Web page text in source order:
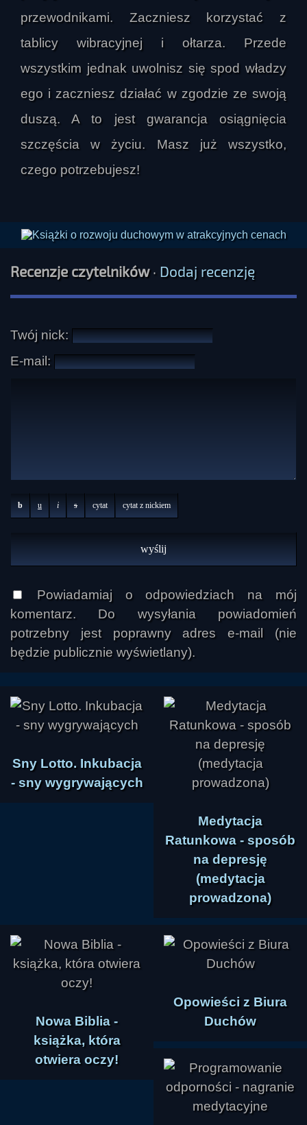
przewodnikami. Zaczniesz korzystać z
tablicy wibracyjnej i ołtarza. Przede
wszystkim jednak uwolnisz się spod władzy
ego i zaczniesz działać w zgodzie ze swoją
duszą. A to jest gwarancja osiągnięcia
szczęścia w życiu. Masz już wszystko,
czego potrzebujesz!
Recenzje czytelników· Dodaj recenzję
Twój nick:
E-mail:
b u i s cytat cytat z nickiem
Powiadamiaj o odpowiedziach na mój
komentarz. Do wysyłania powiadomień
potrzebny jest poprawny adres e-mail (nie
będzie publicznie wyświetlany).
Sny Lotto. Inkubacja
- sny wygrywających
Medytacja
Ratunkowa - sposób
na depresję
(medytacja
prowadzona)
Nowa Biblia -
książka, która
otwiera oczy!
Opowieści z Biura
Duchów